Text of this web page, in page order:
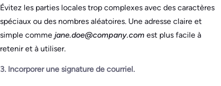
Évitez les parties locales trop complexes avec des caractères
spéciaux ou des nombres aléatoires. Une adresse claire et
simple comme jane.doe@company.com est plus facile à
retenir et à utiliser.
3. Incorporer une signature de courriel.